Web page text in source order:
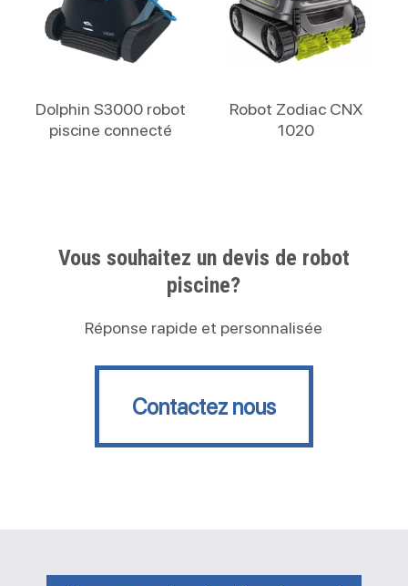
Dolphin S3000 robot
piscine connecté
Robot Zodiac CNX
1020
Vous souhaitez un devis de robot
piscine?
Réponse rapide et personnalisée
Contactez nous
Contactez nous